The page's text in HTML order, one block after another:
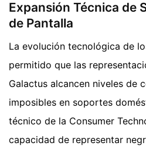
Expansión Técnica de
de Pantalla
La evolución tecnológica de
permitido que las
Galactus alcancen niveles de
imposibles en soportes
técnico de la Consumer
capacidad de representar